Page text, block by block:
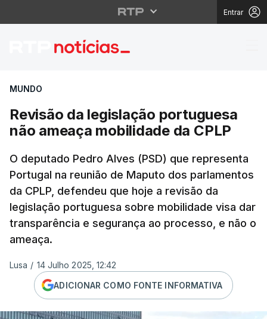
Entrar
Revisão da legislação
MUNDO
Revisão da legislação portuguesa
não ameaça mobilidade da CPLP
O deputado Pedro Alves (PSD) que representa
Portugal na reunião de Maputo dos parlamentos
da CPLP, defendeu que hoje a revisão da
legislação portuguesa sobre mobilidade visa dar
transparência e segurança ao processo, e não o
ameaça.
Lusa / 14 Julho 2025, 12:42
ADICIONAR COMO FONTE INFORMATIVA